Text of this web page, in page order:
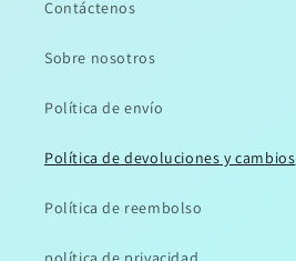
Contáctenos
Sobre nosotros
Política de envío
Política de devoluciones y cambios
Política de reembolso